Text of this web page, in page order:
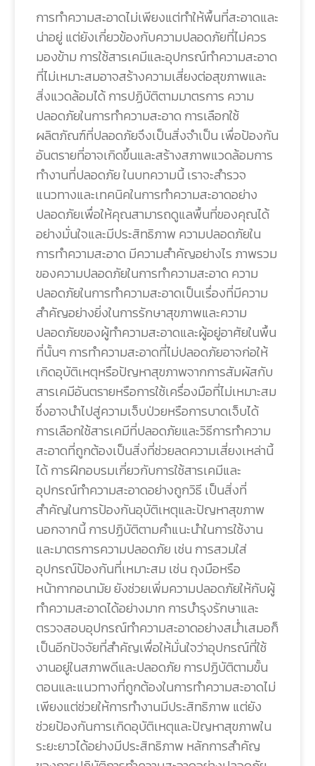
การทำความสะอาดไม่เพียงแต่ทำให้พื้นที่สะอาดและ
น่าอยู่ แต่ยังเกี่ยวข้องกับความปลอดภัยที่ไม่ควร
มองข้าม การใช้สารเคมีและอุปกรณ์ทำความสะอาด
ที่ไม่เหมาะสมอาจสร้างความเสี่ยงต่อสุขภาพและ
สิ่งแวดล้อมได้ การปฏิบัติตามมาตรการ ความ
ปลอดภัยในการทำความสะอาด การเลือกใช้
ผลิตภัณฑ์ที่ปลอดภัยจึงเป็นสิ่งจำเป็น เพื่อป้องกัน
อันตรายที่อาจเกิดขึ้นและสร้างสภาพแวดล้อมการ
ทำงานที่ปลอดภัย ในบทความนี้ เราจะสำรวจ
แนวทางและเทคนิคในการทำความสะอาดอย่าง
ปลอดภัยเพื่อให้คุณสามารถดูแลพื้นที่ของคุณได้
อย่างมั่นใจและมีประสิทธิภาพ ความปลอดภัยใน
การทำความสะอาด มีความสำคัญอย่างไร ภาพรวม
ของความปลอดภัยในการทำความสะอาด ความ
ปลอดภัยในการทำความสะอาดเป็นเรื่องที่มีความ
สำคัญอย่างยิ่งในการรักษาสุขภาพและความ
ปลอดภัยของผู้ทำความสะอาดและผู้อยู่อาศัยในพื้น
ที่นั้นๆ การทำความสะอาดที่ไม่ปลอดภัยอาจก่อให้
เกิดอุบัติเหตุหรือปัญหาสุขภาพจากการสัมผัสกับ
สารเคมีอันตรายหรือการใช้เครื่องมือที่ไม่เหมาะสม
ซึ่งอาจนำไปสู่ความเจ็บป่วยหรือการบาดเจ็บได้
การเลือกใช้สารเคมีที่ปลอดภัยและวิธีการทำความ
สะอาดที่ถูกต้องเป็นสิ่งที่ช่วยลดความเสี่ยงเหล่านี้
ได้ การฝึกอบรมเกี่ยวกับการใช้สารเคมีและ
อุปกรณ์ทำความสะอาดอย่างถูกวิธี เป็นสิ่งที่
สำคัญในการป้องกันอุบัติเหตุและปัญหาสุขภาพ
นอกจากนี้ การปฏิบัติตามคำแนะนำในการใช้งาน
และมาตรการความปลอดภัย เช่น การสวมใส่
อุปกรณ์ป้องกันที่เหมาะสม เช่น ถุงมือหรือ
หน้ากากอนามัย ยังช่วยเพิ่มความปลอดภัยให้กับผู้
ทำความสะอาดได้อย่างมาก การบำรุงรักษาและ
ตรวจสอบอุปกรณ์ทำความสะอาดอย่างสม่ำเสมอก็
เป็นอีกปัจจัยที่สำคัญเพื่อให้มั่นใจว่าอุปกรณ์ที่ใช้
งานอยู่ในสภาพดีและปลอดภัย การปฏิบัติตามขั้น
ตอนและแนวทางที่ถูกต้องในการทำความสะอาดไม่
เพียงแต่ช่วยให้การทำงานมีประสิทธิภาพ แต่ยัง
ช่วยป้องกันการเกิดอุบัติเหตุและปัญหาสุขภาพใน
ระยะยาวได้อย่างมีประสิทธิภาพ หลักการสำคัญ